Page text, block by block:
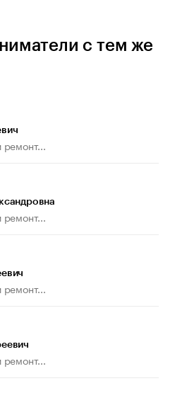
с тем же
ремонт...
ремонт...
ремонт...
ремонт...